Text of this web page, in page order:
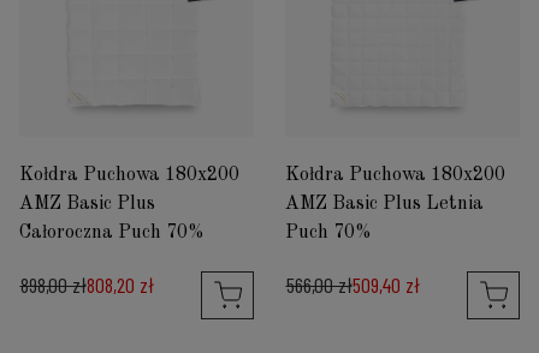
Kołdra Puchowa 180x200
AMZ Basic Plus
Całoroczna Puch 70%
898,00 zł808,20 zł
Kołdra Puchowa 180x200
AMZ Basic Plus Letnia
Puch 70%
566,00 zł509,40 zł